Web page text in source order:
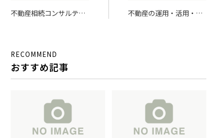
不動産相続コンサルティ
不動産の運用・活用・承
RECOMMEND
おすすめ記事